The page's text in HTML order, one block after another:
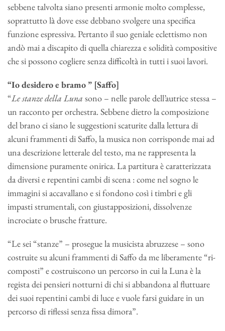
sebbene talvolta siano presenti armonie molto complesse,
soprattutto là dove esse debbano svolgere una specifica
funzione espressiva. Pertanto il suo geniale eclettismo non
andò mai a discapito di quella chiarezza e solidità compositive
che si possono cogliere senza difficoltà in tutti i suoi lavori.
“Io desidero e bramo ” [Saffo]
“Le stanze della Luna sono – nelle parole dell’autrice stessa –
un racconto per orchestra. Sebbene dietro la composizione
del brano ci siano le suggestioni scaturite dalla lettura di
alcuni frammenti di Saffo, la musica non corrisponde mai ad
una descrizione letterale del testo, ma ne rappresenta la
dimensione puramente onirica. La partitura è caratterizzata
da diversi e repentini cambi di scena : come nel sogno le
immagini si accavallano e si fondono così i timbri e gli
impasti strumentali, con giustapposizioni, dissolvenze
incrociate o brusche fratture.
“Le sei “stanze” – prosegue la musicista abruzzese – sono
costruite su alcuni frammenti di Saffo da me liberamente “ri-
composti” e costruiscono un percorso in cui la Luna è la
regista dei pensieri notturni di chi si abbandona al fluttuare
dei suoi repentini cambi di luce e vuole farsi guidare in un
percorso di riflessi senza fissa dimora”.